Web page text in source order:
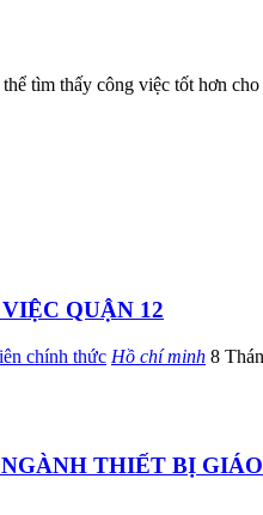
tìm thấy công việc tốt hơn cho
QUẬN 12
chính thức Hồ chí minh 8
THIẾT BỊ